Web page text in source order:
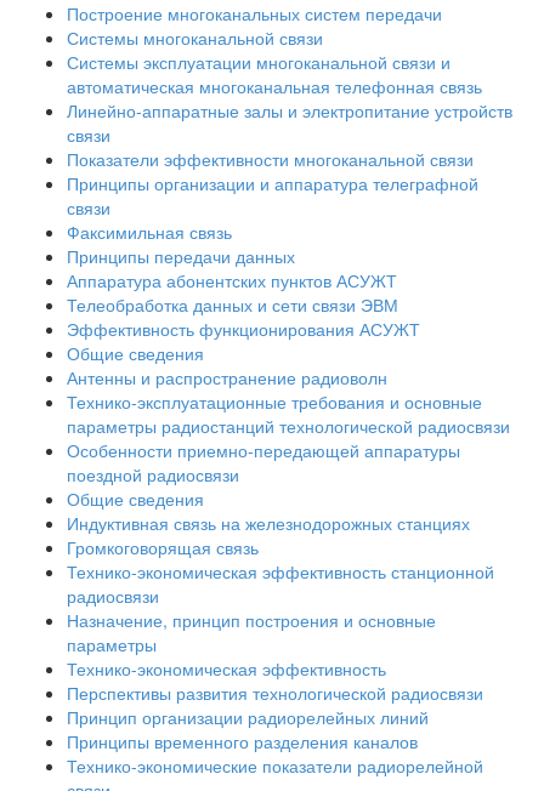
Построение многоканальных систем передачи
Системы многоканальной связи
Системы эксплуатации многоканальной связи и
автоматическая многоканальная телефонная связь
Линейно-аппаратные залы и электропитание устройств
связи
Показатели эффективности многоканальной связи
Принципы организации и аппаратура телеграфной
связи
Факсимильная связь
Принципы передачи данных
Аппаратура абонентских пунктов АСУЖТ
Телеобработка данных и сети связи ЭВМ
Эффективность функционирования АСУЖТ
Общие сведения
Антенны и распространение радиоволн
Технико-эксплуатационные требования и основные
параметры радиостанций технологической радиосвязи
Особенности приемно-передающей аппаратуры
поездной радиосвязи
Общие сведения
Индуктивная связь на железнодорожных станциях
Громкоговорящая связь
Технико-экономическая эффективность станционной
радиосвязи
Назначение, принцип построения и основные
параметры
Технико-экономическая эффективность
Перспективы развития технологической радиосвязи
Принцип организации радиорелейных линий
Принципы временного разделения каналов
Технико-экономические показатели радиорелейной